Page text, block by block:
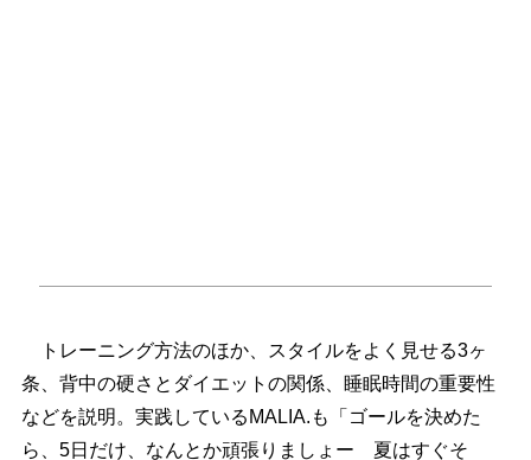
トレーニング方法のほか、スタイルをよく見せる3ヶ
条、背中の硬さとダイエットの関係、睡眠時間の重要性
などを説明。実践しているMALIA.も「ゴールを決めた
ら、5日だけ、なんとか頑張りましょー 夏はすぐそ